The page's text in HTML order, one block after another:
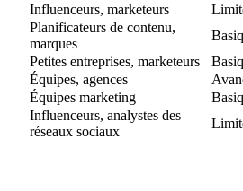
Influenceurs, marketeurs
Planificateurs de contenu,
marques
Petites entreprises, marketeurs
Équipes, agences
Équipes marketing
Influenceurs, analystes des
réseaux sociaux